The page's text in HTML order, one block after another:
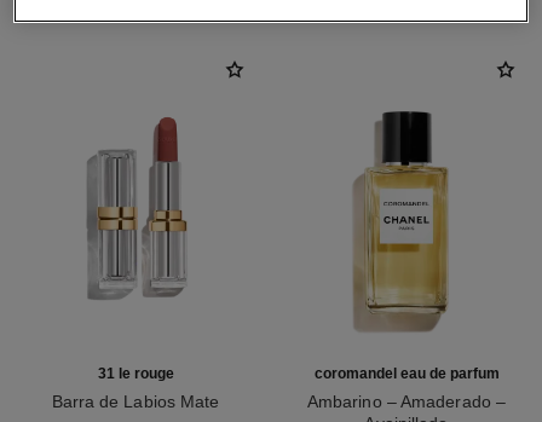
31 le rouge
Barra de Labios Mate
coromandel eau de parfum
Ambarino – Amaderado –